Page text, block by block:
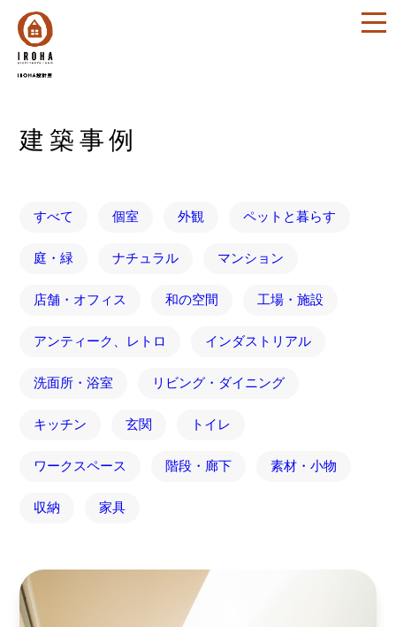
建築事例
すべて 個室 外観 ペットと暮らす
庭・緑 ナチュラル マンション
店舗・オフィス 和の空間 工場・施設
アンティーク、レトロ インダストリアル
洗面所・浴室 リビング・ダイニング
キッチン 玄関 トイレ
ワークスペース 階段・廊下 素材・小物
収納 家具